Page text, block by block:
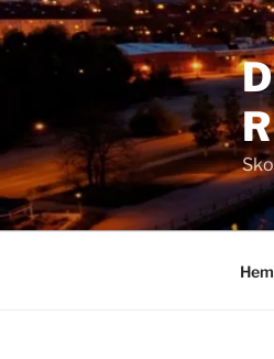
Hoppa
till
Hem